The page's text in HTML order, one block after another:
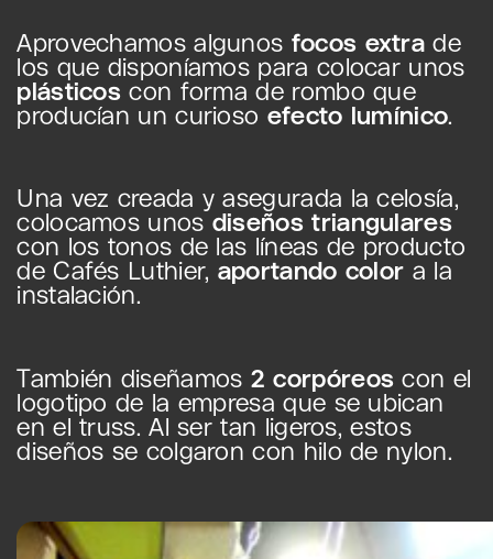
Aprovechamos algunos focos extra de
los que disponíamos para colocar unos
plásticos con forma de rombo que
producían un curioso efecto lumínico.
Una vez creada y asegurada la celosía,
colocamos unos diseños triangulares
con los tonos de las líneas de producto
de Cafés Luthier, aportando color a la
instalación.
También diseñamos 2 corpóreos con el
logotipo de la empresa que se ubican
en el truss. Al ser tan ligeros, estos
diseños se colgaron con hilo de nylon.